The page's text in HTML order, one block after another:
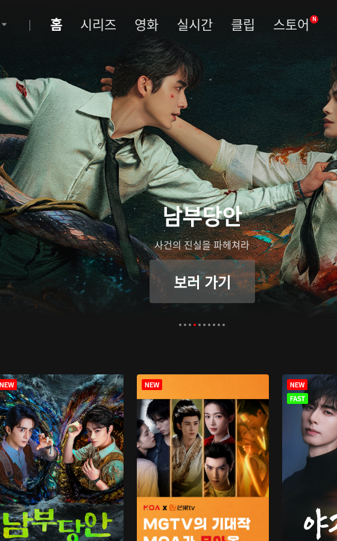
홈 시리즈 영화 실시간 클립 스토어 N
남부당안
사건의 진실을 파헤쳐라
보러 가기